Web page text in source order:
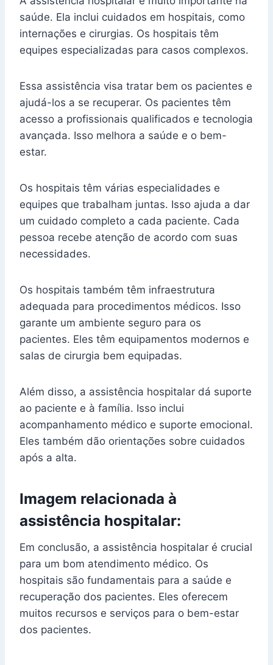
saúde. Ela inclui cuidados em hospitais, como
internações e cirurgias. Os hospitais têm
equipes especializadas para casos complexos.
Essa assistência visa tratar bem os pacientes e
ajudá-los a se recuperar. Os pacientes têm
acesso a profissionais qualificados e tecnologia
avançada. Isso melhora a saúde e o bem-
estar.
Os hospitais têm várias especialidades e
equipes que trabalham juntas. Isso ajuda a dar
um cuidado completo a cada paciente. Cada
pessoa recebe atenção de acordo com suas
necessidades.
Os hospitais também têm infraestrutura
adequada para procedimentos médicos. Isso
garante um ambiente seguro para os
pacientes. Eles têm equipamentos modernos e
salas de cirurgia bem equipadas.
Além disso, a assistência hospitalar dá suporte
ao paciente e à família. Isso inclui
acompanhamento médico e suporte emocional.
Eles também dão orientações sobre cuidados
após a alta.
Imagem relacionada à
assistência hospitalar:
Em conclusão, a assistência hospitalar é crucial
para um bom atendimento médico. Os
hospitais são fundamentais para a saúde e
recuperação dos pacientes. Eles oferecem
muitos recursos e serviços para o bem-estar
dos pacientes.